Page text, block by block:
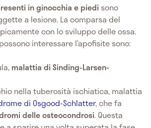
in ginocchia e piedi sono
a lesione. La comparsa del
con lo sviluppo delle ossa.
interessare l’apofisite sono:
malattia diSinding-Larsen-
nella tuberosità ischiatica, malattia
di Osgood-Schlatter, che fa
delle osteocondrosi. Questa